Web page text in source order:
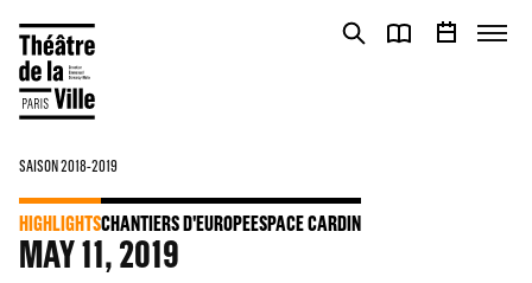
SAISON 2018-2019
HIGHLIGHTSCHANTIERS D'EUROPEESPACE CARDIN
MAY11, 2019